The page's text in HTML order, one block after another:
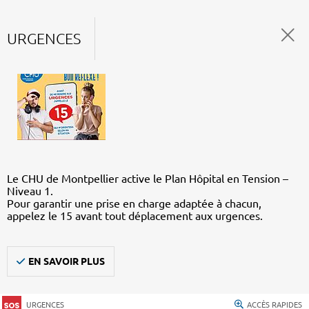
URGENCES
Le CHU de Montpellier active le Plan Hôpital en Tension –
Niveau 1.
Pour garantir une prise en charge adaptée à chacun,
appelez le 15 avant tout déplacement aux urgences.
EN SAVOIR PLUS
URGENCES ACCÈS RAPIDES